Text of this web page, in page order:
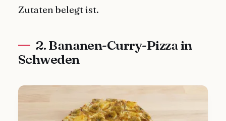
Zutaten belegt ist.
2. Bananen-Curry-Pizza in
Schweden